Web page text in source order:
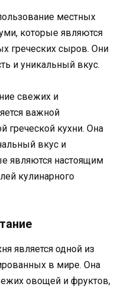
местных
которые являются
греческих сыров. Они
и уникальный вкус.
свежих и
важной
греческой кухни. Она
вкус и
являются настоящим
кулинарного
является одной из
в мире. Она
овощей и фруктов,